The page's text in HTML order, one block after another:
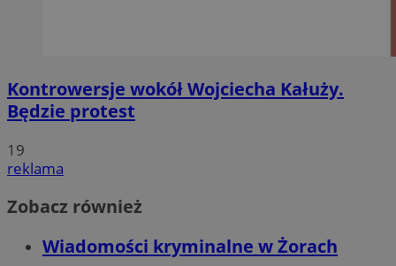
Kontrowersje wokół Wojciecha Kałuży.
Będzie protest
19
reklama
Zobacz również
Wiadomości kryminalne w Żorach